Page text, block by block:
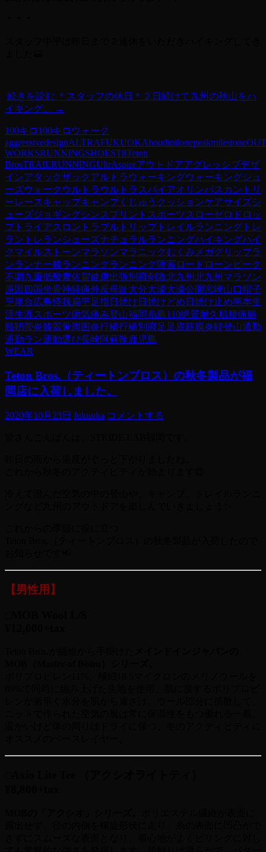
続きを読む ＊スタッフの休日＊２日続けて九州の秋山をハ
イキング。
→
100キロ 100キロウォーク
aggressivedesignALTRAFUKUOKAhoudinilonepeakmilestone
WORKSRUNNINGSHOEST8Teton
BrosTRAILRUNNINGUltrAspireアウトドアアグレッシブデザ
インアタックザック アルトラ ウォーキングウォーキングシュ
ーズウォーク ウルトラ ウルトラスパイアオリンパス カントリ
ーレースキャップキャンプくじゅう クッションケアサイズシ
ューズジョギングシンスプリント スポーツスローゼロドロッ
プトライアスロン トラブル トリップトレイルランニング トレ
ラン トレランシューズナチュラルランニングハイキングハイ
ク マイルストーンマラソンマラニックむくみ メガグリップラ
ンランナー膝ランニングランニング障害ロード ローンピーク
不調九重低酸素佐賀健康出張別府刺激北九州北九州マラソン
原因 四国坐骨神経痛外反母趾大分大濠大濠公園宮崎山口帽子
平尾台 広島怪我扁平足指日焼け 日焼けどめ 日焼け止め熊本生
活生涯スポーツ病気痛み登山福岡 糸島110絶景耐久 肌腰痛腸
脛靭帯炎膝蓋骨周囲炎行橋行橋別府足 足底筋膜炎軽登山通勤
通勤ラン運動選び長崎阿蘇靴鹿児島
WEAR
Teton Bros.（ティートンブロス）の秋冬製品が福
岡店に入荷しました。
2020年10月23日 fukuoka コメントする
【男性用】